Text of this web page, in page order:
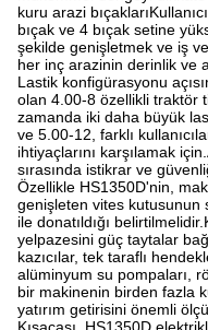
kuru arazi
bıçak ve 4 bıçak setine
şekilde genişletmek ve iş
her inç arazinin derinlik ve
Lastik konfigürasyonu
olan 4.00-8 özellikli traktör
zamanda iki daha büyük
ve 5.00-12, farklı
ihtiyaçlarını karşılamak
sırasında istikrar ve
Özellikle HS1350D'nin,
genişleten vites kutusunun
ile donatıldığı
yelpazesini güç taytalar
kazıcılar, tek taraflı
alüminyum su pompaları,
bir makinenin birden fazla
yatırım getirisini önemli